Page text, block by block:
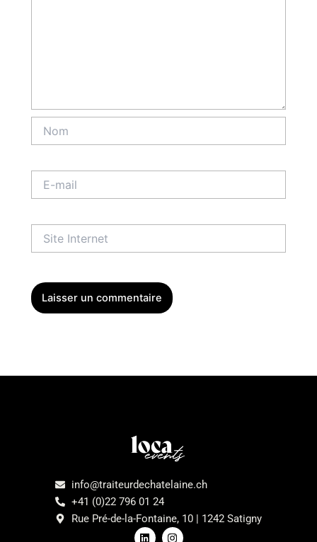
mail
Internet
info@traiteurdechatelaine.ch
+41 (0)22 796 01 24
Rue Pré-de-la-Fontaine, 10 | 1242 Satigny
L
I